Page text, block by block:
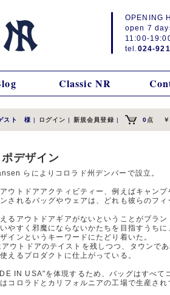
OPENING
open 7
11:00-
tel. 024-
Classic NR
スト 様 | ログイン | 新規会員登録 | 0点
デザイン
らによりコロラド州デンバーで設立。
ウトドアアクティビティー、例えばキャンプ
されるバッグやウェアは、どれも彼らのフィ
るアウトドアギアがないということがブラン
やすく邪魔にならないかたちを目指すうちに
インというキーワードにたどり着いた。
ウトドアのテイストを残しつつ、タウンで
えるプロダクトに仕上がっている。
IN USA"を体現するため、バッグはすべて
コロラドとカリフォルニアの工場で生産され